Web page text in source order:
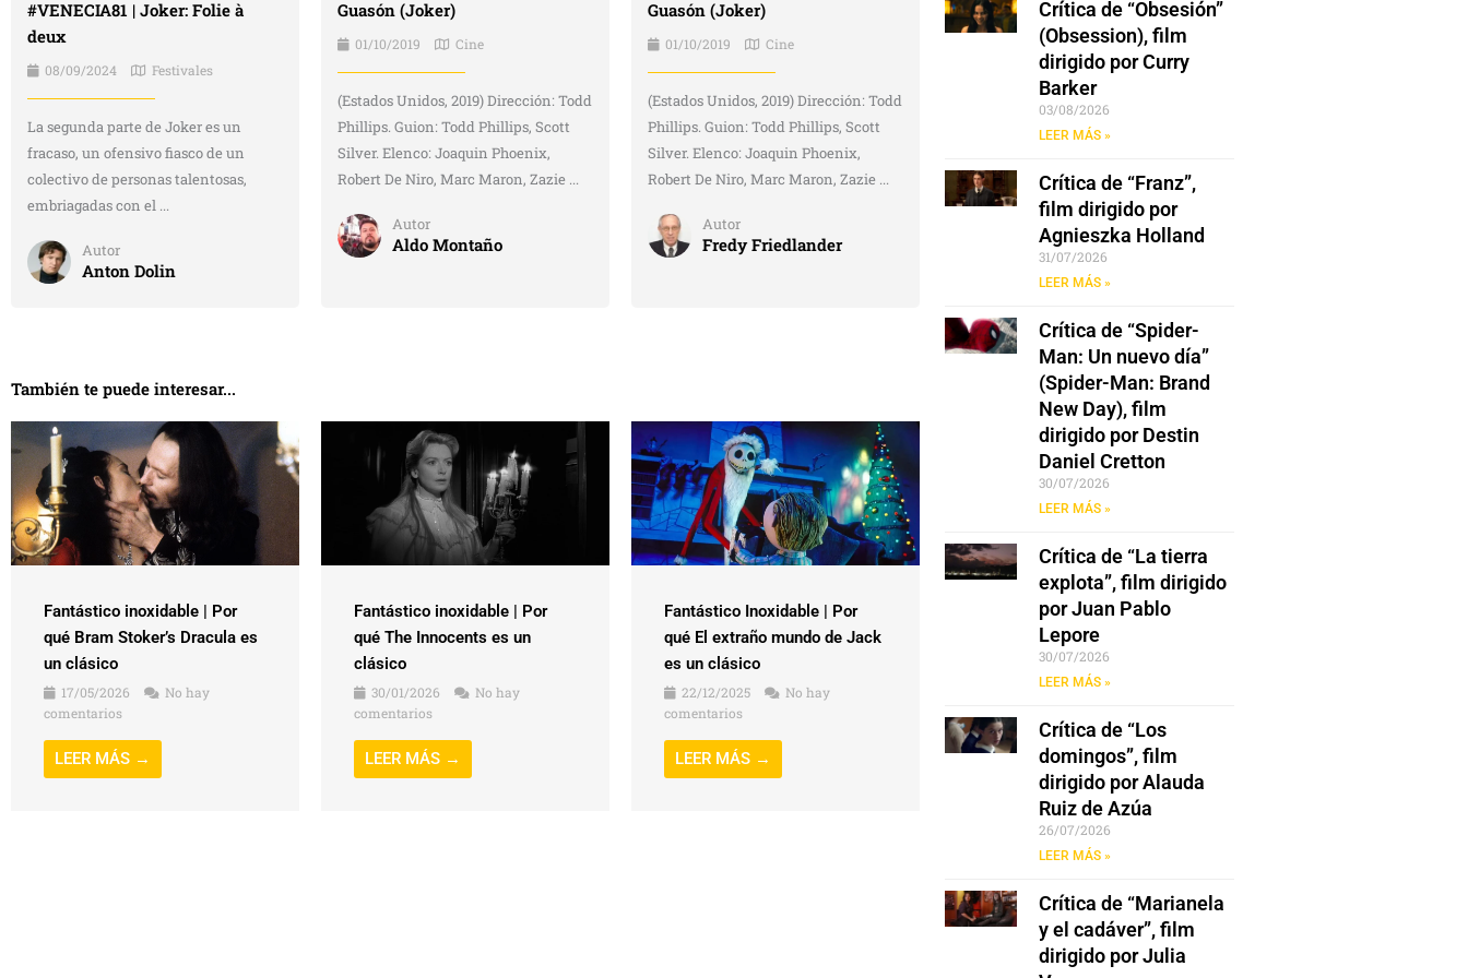
#VENECIA81 | Joker: Folie à
deux
08/09/2024 Festivales
La segunda parte de Joker es un
fracaso, un ofensivo fiasco de un
colectivo de personas talentosas,
embriagadas con el ...
Autor
Anton Dolin
Guasón (Joker)
01/10/2019 Cine
(Estados Unidos, 2019) Dirección: Todd
Phillips. Guion: Todd Phillips, Scott
Silver. Elenco: Joaquin Phoenix,
Robert De Niro, Marc Maron, Zazie ...
Autor
Aldo Montaño
Guasón (Joker)
01/10/2019 Cine
(Estados Unidos, 2019) Dirección: Todd
Phillips. Guion: Todd Phillips, Scott
Silver. Elenco: Joaquin Phoenix,
Robert De Niro, Marc Maron, Zazie ...
Autor
Fredy Friedlander
También te puede interesar...
Fantástico inoxidable | Por
qué Bram Stoker’s Dracula es
un clásico
17/05/2026
No hay
comentarios
LEER MÁS →
Fantástico inoxidable | Por
qué The Innocents es un
clásico
30/01/2026
No hay
comentarios
LEER MÁS →
Fantástico Inoxidable | Por
qué El extraño mundo de Jack
es un clásico
22/12/2025
No hay
comentarios
LEER MÁS →
Crítica de “Obsesión”
(Obsession), film
dirigido por Curry
Barker
03/08/2026
LEER MÁS »
Crítica de “Franz”,
film dirigido por
Agnieszka Holland
31/07/2026
LEER MÁS »
Crítica de “Spider-
Man: Un nuevo día”
(Spider-Man: Brand
New Day), film
dirigido por Destin
Daniel Cretton
30/07/2026
LEER MÁS »
Crítica de “La tierra
explota”, film dirigido
por Juan Pablo
Lepore
30/07/2026
LEER MÁS »
Crítica de “Los
domingos”, film
dirigido por Alauda
Ruiz de Azúa
26/07/2026
LEER MÁS »
Crítica de “Marianela
y el cadáver”, film
dirigido por Julia